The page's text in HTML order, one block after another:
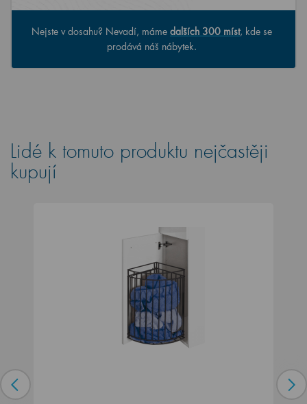
Nejste v dosahu? Nevadí, máme dalších 300 míst, kde se
prodává náš nábytek.
Lidé k tomuto produktu nejčastěji
kupují